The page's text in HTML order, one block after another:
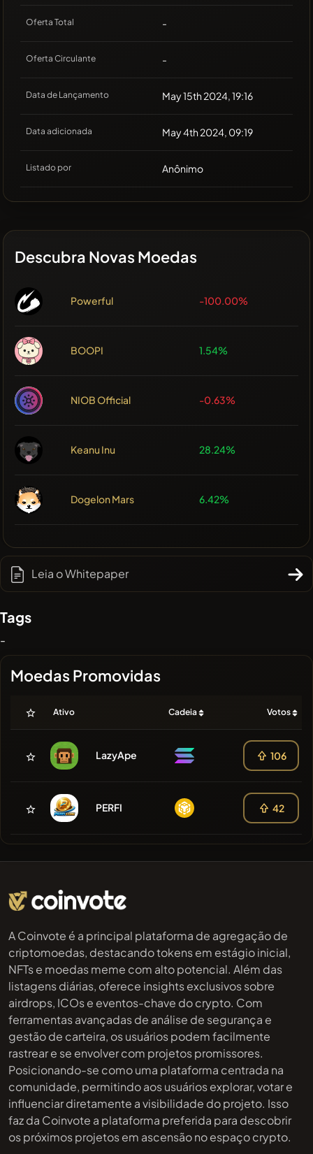
Oferta Total -
Oferta Circulante -
Data de Lançamento May 15th 2024, 19:16
Data adicionada May 4th 2024, 09:19
Listado por Anônimo
Descubra Novas Moedas
Powerful -100.00%
BOOPI 1.54%
NIOB Official -0.63%
Keanu Inu 28.24%
Dogelon Mars 6.42%
Leia o Whitepaper
Tags
-
Moedas Promovidas
Ativo Cadeia Votos
LazyApe 106
PERFI 42
A Coinvote é a principal plataforma de agregação de
criptomoedas, destacando tokens em estágio inicial,
NFTs e moedas meme com alto potencial. Além das
listagens diárias, oferece insights exclusivos sobre
airdrops, ICOs e eventos-chave do crypto. Com
ferramentas avançadas de análise de segurança e
gestão de carteira, os usuários podem facilmente
rastrear e se envolver com projetos promissores.
Posicionando-se como uma plataforma centrada na
comunidade, permitindo aos usuários explorar, votar e
influenciar diretamente a visibilidade do projeto. Isso
faz da Coinvote a plataforma preferida para descobrir
os próximos projetos em ascensão no espaço crypto.